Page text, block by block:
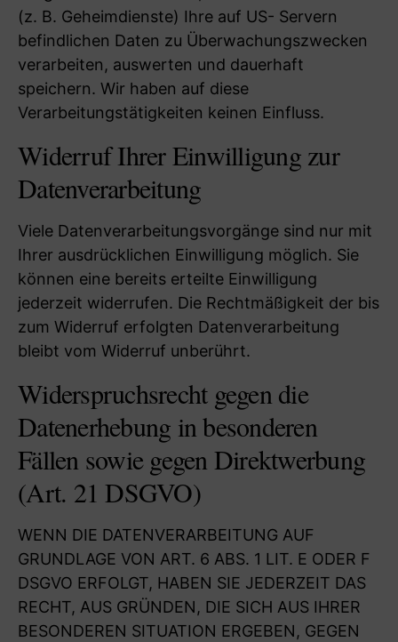
(z. B. Geheimdienste) Ihre auf US- Servern
befindlichen Daten zu Überwachungszwecken
verarbeiten, auswerten und dauerhaft
speichern. Wir haben auf diese
Verarbeitungstätigkeiten keinen Einfluss.
Widerruf Ihrer Einwilligung zur
Datenverarbeitung
Viele Datenverarbeitungsvorgänge sind nur mit
Ihrer ausdrücklichen Einwilligung möglich. Sie
können eine bereits erteilte Einwilligung
jederzeit widerrufen. Die Rechtmäßigkeit der bis
zum Widerruf erfolgten Datenverarbeitung
bleibt vom Widerruf unberührt.
Widerspruchsrecht gegen die
Datenerhebung in besonderen
Fällen sowie gegen Direktwerbung
(Art. 21 DSGVO)
WENN DIE DATENVERARBEITUNG AUF
GRUNDLAGE VON ART. 6 ABS. 1 LIT. E ODER F
DSGVO ERFOLGT, HABEN SIE JEDERZEIT DAS
RECHT, AUS GRÜNDEN, DIE SICH AUS IHRER
BESONDEREN SITUATION ERGEBEN, GEGEN